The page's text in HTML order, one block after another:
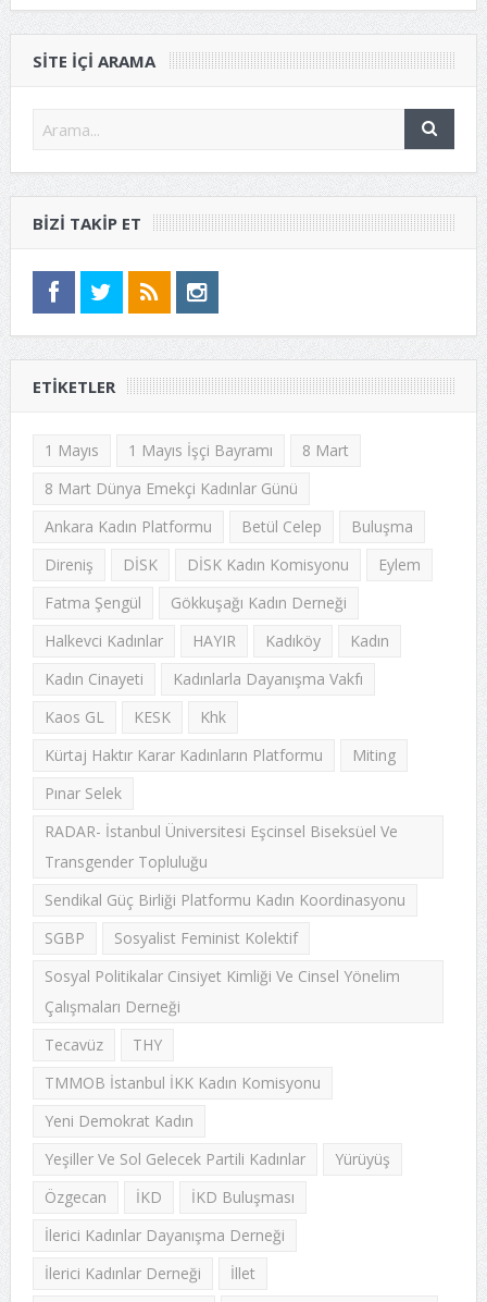
SITE IÇI ARAMA
BIZI TAKIP ET
ETIKETLER
1 Mayıs 1 Mayıs İşçi Bayramı
8 Mart
8 Mart Dünya Emekçi Kadınlar Günü
Ankara Kadın Platformu
Betül Celep
Buluşma
Direniş
DİSK DİSK Kadın Komisyonu
Eylem
Fatma Şengül
Gökkuşağı Kadın Derneği
Halkevci Kadınlar
HAYIR Kadıköy
Kadın
Kadın Cinayeti
Kadınlarla Dayanışma Vakfı
Kaos GL
KESK
Khk
Kürtaj Haktır Karar Kadınların Platformu
Miting
Pınar Selek
RADAR- İstanbul Üniversitesi Eşcinsel Biseksüel Ve
Transgender Topluluğu
Sendikal Güç Birliği Platformu Kadın Koordinasyonu
SGBP
Sosyalist Feminist Kolektif
Sosyal Politikalar Cinsiyet Kimliği Ve Cinsel Yönelim
Çalışmaları Derneği
Tecavüz
THY
TMMOB İstanbul İKK Kadın Komisyonu
Yeni Demokrat Kadın
Yeşiller Ve Sol Gelecek Partili Kadınlar
Yürüyüş
Özgecan
İKD
İKD Buluşması
İlerici Kadınlar Dayanışma Derneği
İlerici Kadınlar Derneği
İllet